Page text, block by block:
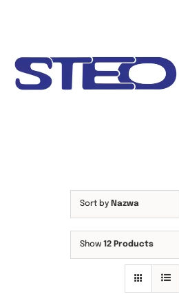
Sort by Nazwa
Show 12 Products